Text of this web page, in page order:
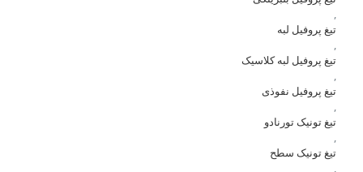
,
تیغ پروفیل لبه
,
تیغ پروفیل لبه کلاسیک
,
تیغ پروفیل نفوذی
,
تیغ تونیک تورنادو
,
تیغ تونیک سطح
,